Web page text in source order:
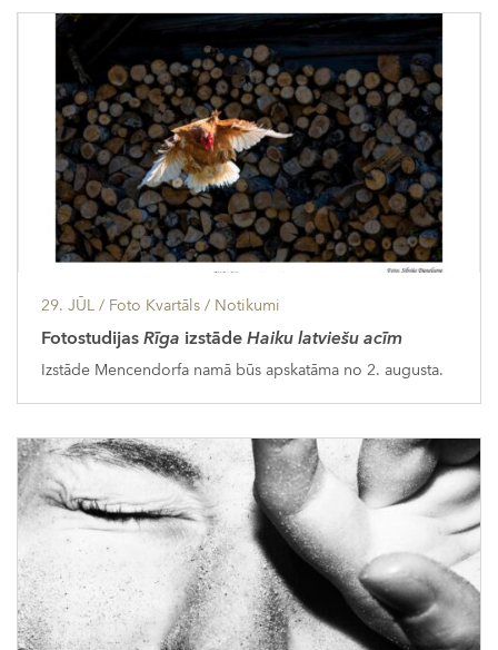
29. JŪL / Foto Kvartāls / Notikumi
FotostudijasRīga izstādeHaiku latviešu acīm
Izstāde Mencendorfa namā būs apskatāma no 2. augusta.